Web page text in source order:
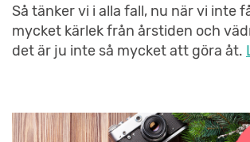
Så tänker vi i alla fall, nu när vi inte
mycket kärlek från årstiden och
det är ju inte så mycket att göra åt.